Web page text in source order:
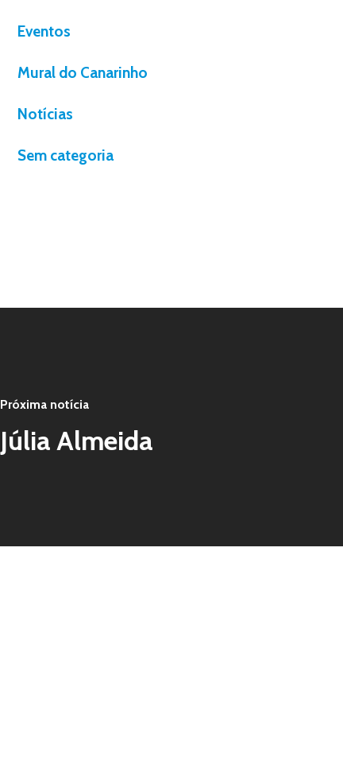
Eventos
Mural do Canarinho
Notícias
Sem categoria
Próxima notícia
Júlia Almeida